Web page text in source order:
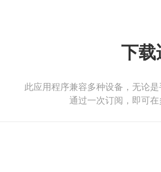
下
此应用程序兼容多种设备，无论
通过一次订阅，即可